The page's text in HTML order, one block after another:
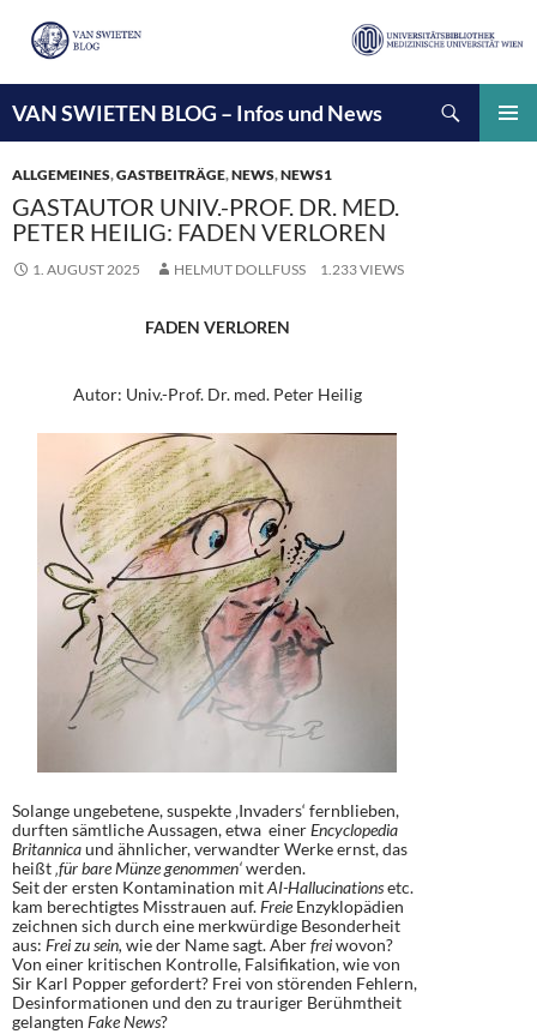
VAN SWIETEN BLOG – Infos und News
INHALT
SPRINGEN
ALLGEMEINES,GASTBEITRÄGE,NEWS,NEWS1
GASTAUTOR UNIV.-PROF. DR. MED.
PETER HEILIG: FADEN VERLOREN
1. AUGUST 2025 HELMUT DOLLFUSS 1.233 VIEWS
FADEN VERLOREN
Autor: Univ.-Prof. Dr. med. Peter Heilig
Solange ungebetene, suspekte ‚Invaders‘ fernblieben,
durften sämtliche Aussagen, etwa einerEncyclopedia
Britannicaund ähnlicher, verwandter Werke ernst, das
heißt‚für bare Münze genommen‘werden.
Seit der ersten Kontamination mitAI-Hallucinationsetc.
kam berechtigtes Misstrauen auf.FreieEnzyklopädien
zeichnen sich durch eine merkwürdige Besonderheit
aus: Frei zu sein, wie der Name sagt. Aberfreiwovon?
Von einer kritischen Kontrolle, Falsifikation, wie von
Sir Karl Popper gefordert? Frei von störenden Fehlern,
Desinformationen und den zu trauriger Berühmtheit
gelangten Fake News?